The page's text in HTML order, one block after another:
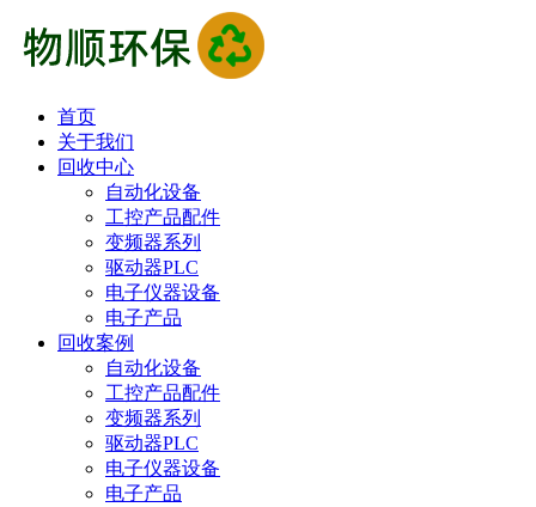
首页
关于我们
回收中心
自动化设备
工控产品配件
变频器系列
驱动器PLC
电子仪器设备
电子产品
回收案例
自动化设备
工控产品配件
变频器系列
驱动器PLC
电子仪器设备
电子产品